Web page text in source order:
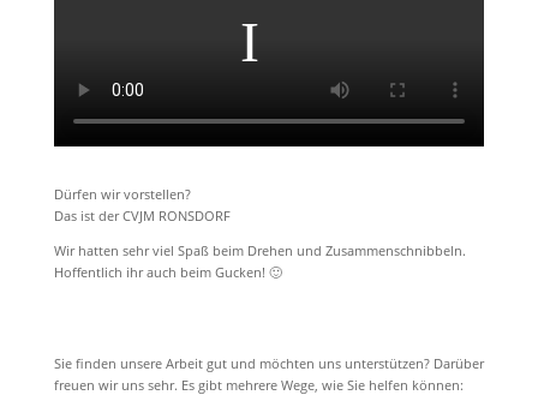
Dürfen wir vorstellen?
Das ist der CVJM RONSDORF
Wir hatten sehr viel Spaß beim Drehen und Zusammenschnibbeln.
Hoffentlich ihr auch beim Gucken! 🙂
Sie finden unsere Arbeit gut und möchten uns unterstützen? Darüber
freuen wir uns sehr. Es gibt mehrere Wege, wie Sie helfen können: